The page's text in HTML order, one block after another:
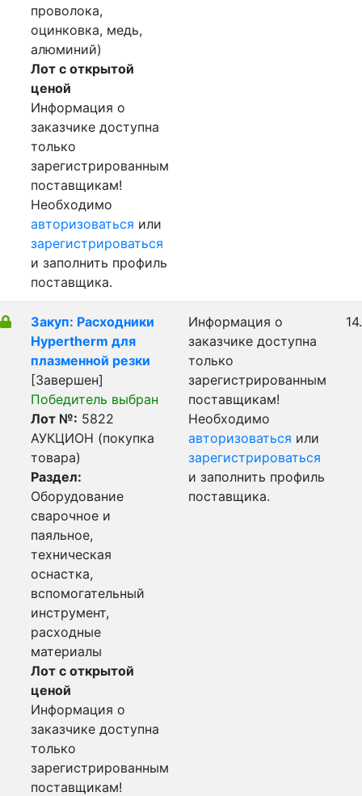
проволока,
оцинковка, медь,
алюминий)
Лот с открытой
ценой
Информация о
заказчике доступна
только
зарегистрированным
поставщикам!
Необходимо
авторизоваться или
зарегистрироваться
и заполнить профиль
поставщика.
Закуп: Расходники
Hypertherm для
плазменной резки
[Завершен]
Победитель выбран
Лот №: 5822
АУКЦИОН (покупка
товара)
Раздел:
Оборудование
сварочное и
паяльное,
техническая
оснастка,
вспомогательный
инструмент,
расходные
материалы
Лот с открытой
ценой
Информация о
заказчике доступна
только
зарегистрированным
поставщикам!
Информация о
заказчике доступна
только
зарегистрированным
поставщикам!
Необходимо
авторизоваться или
зарегистрироваться
и заполнить профиль
поставщика.